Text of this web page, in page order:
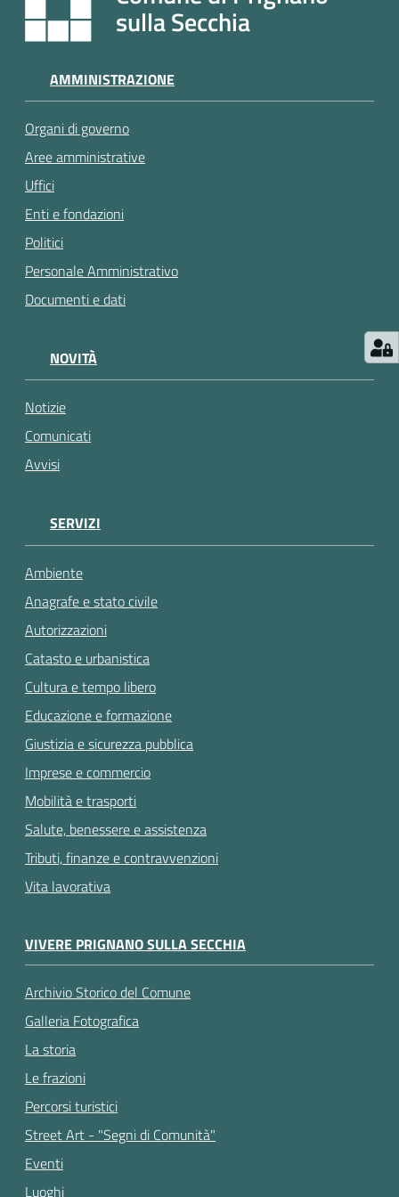
a
p
t
a
m
e
n
t
o
Tutti
gli
argomenti...
sulla Secchia
AMMINISTRAZIONE
Organi di governo
Aree amministrative
Uffici
Enti e fondazioni
Politici
Personale Amministrativo
Documenti e dati
NOVITÀ
Notizie
Comunicati
Avvisi
SERVIZI
Ambiente
Anagrafe e stato civile
Autorizzazioni
Catasto e urbanistica
Cultura e tempo libero
Educazione e formazione
Giustizia e sicurezza pubblica
Imprese e commercio
Mobilità e trasporti
Salute, benessere e assistenza
Tributi, finanze e contravvenzioni
Vita lavorativa
VIVERE PRIGNANO SULLA SECCHIA
Archivio Storico del Comune
Galleria Fotografica
La storia
Le frazioni
Percorsi turistici
Street Art - "Segni di Comunità"
Eventi
Luoghi